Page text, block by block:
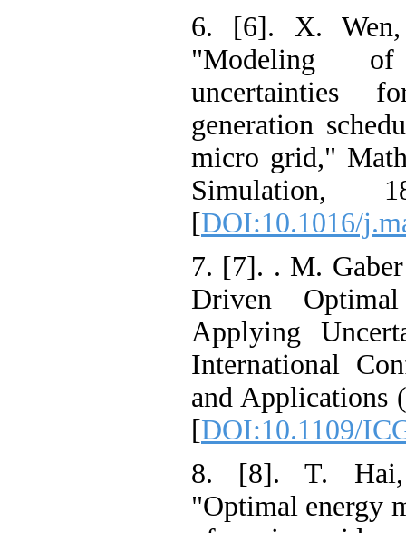
6. [6]. X.
"Modeling
generation
micro grid,"
[DOI:10.1016/
7. [7]. . M.
Driven
Applying
International
and
[DOI:10.1109/
8. [8]. T.
"Optimal